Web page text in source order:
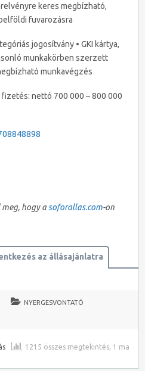
keres megbízható,
fuvarozásra
jogosítvány • GKI kártya,
munkakörben szerzett
munkavégzés
nettó 700 000 – 800 000
hogy a soforallas.com-on
az állásajánlatra
NYERGESVONTATÓ
1215 összes megtekintés, 1 ma